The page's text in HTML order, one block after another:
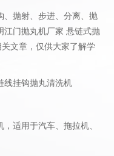
、抛射、步进、分离、抛
江门抛丸机厂家 悬链式抛
文章，仅供大家了解学
线挂钩抛丸清洗机
适用于汽车、拖拉机、